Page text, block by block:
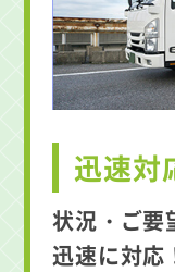
迅速対
状況・ご要
迅速に対応